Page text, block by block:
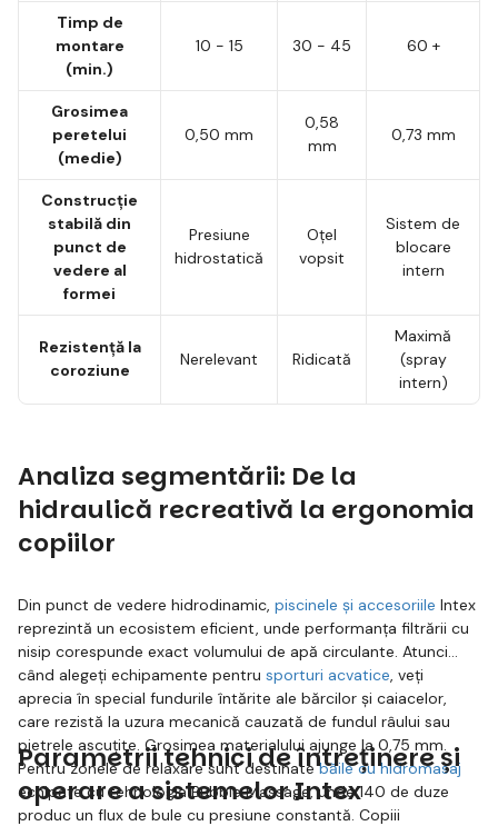
Timp de
montare
(min.)
10 - 15 30 - 45 60 +
Grosimea
peretelui
(medie)
0,50 mm
0,58
mm
0,73 mm
Construcție
stabilă din
punct de
vedere al
formei
Presiune
hidrostatică
Oțel
vopsit
Sistem de
blocare
intern
Rezistență la
coroziune
Nerelevant Ridicată
Maximă
(spray
intern)
Analiza segmentării: De la
hidraulică recreativă la ergonomia
copiilor
Din punct de vedere hidrodinamic, piscinele și accesoriile Intex
reprezintă un ecosistem eficient, unde performanța filtrării cu
nisip corespunde exact volumului de apă circulante. Atunci
când alegeți echipamente pentru sporturi acvatice, veți
aprecia în special fundurile întărite ale bărcilor și caiacelor,
care rezistă la uzura mecanică cauzată de fundul râului sau
pietrele ascuțite. Grosimea materialului ajunge la 0,75 mm.
Pentru zonele de relaxare sunt destinatebăile cu hidromasaj
echipate cu tehnologia Bubble Massage, unde 140 de duze
produc un flux de bule cu presiune constantă. Copiii
Parametrii tehnici de întreținere și
operare a sistemelor Intex